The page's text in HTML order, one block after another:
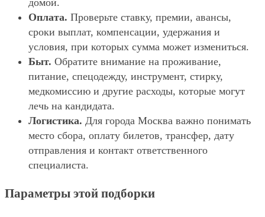
домой.
Оплата. Проверьте ставку, премии, авансы,
сроки выплат, компенсации, удержания и
условия, при которых сумма может измениться.
Быт. Обратите внимание на проживание,
питание, спецодежду, инструмент, стирку,
медкомиссию и другие расходы, которые могут
лечь на кандидата.
Логистика. Для города Москва важно понимать
место сбора, оплату билетов, трансфер, дату
отправления и контакт ответственного
специалиста.
Параметры этой подборки